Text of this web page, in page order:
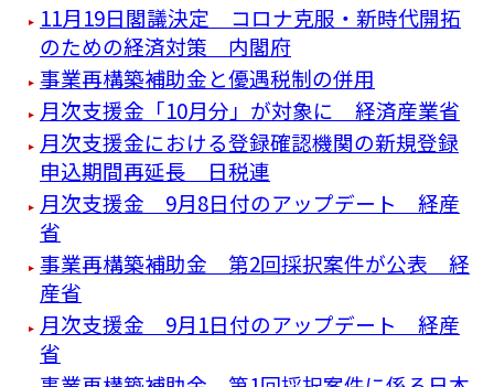
11月19日閣議決定 コロナ克服・新時代開拓
のための経済対策 内閣府
事業再構築補助金と優遇税制の併用
月次支援金「10月分」が対象に 経済産業省
月次支援金における登録確認機関の新規登録
申込期間再延長 日税連
月次支援金 9月8日付のアップデート 経産
省
事業再構築補助金 第2回採択案件が公表 経
産省
月次支援金 9月1日付のアップデート 経産
省